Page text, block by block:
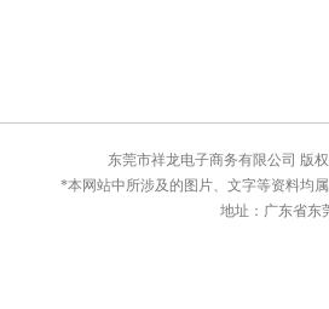
东莞市祥龙电子商务有限公司 版
*本网站中所涉及的图片、文字等资料均
地址：广东省东